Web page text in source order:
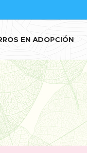
EN ADOPCIÓN